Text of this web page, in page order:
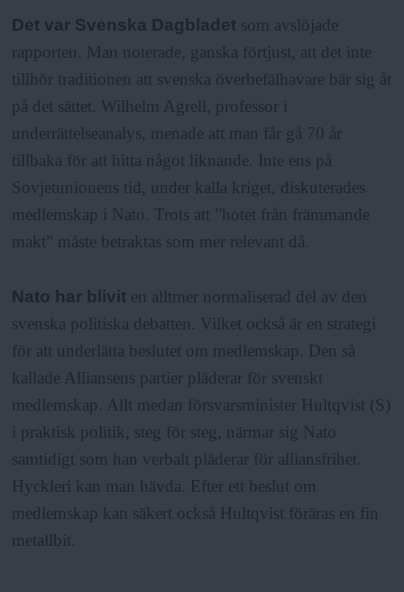
Det var Svenska Dagbladet som avslöjade
rapporten. Man noterade, ganska förtjust, att det inte
tillhör traditionen att svenska överbefälhavare bär sig åt
på det sättet. Wilhelm Agrell, professor i
underrättelseanalys, menade att man får gå 70 år
tillbaka för att hitta något liknande. Inte ens på
Sovjetunionens tid, under kalla kriget, diskuterades
medlemskap i Nato. Trots att ”hotet från främmande
makt” måste betraktas som mer relevant då.
Nato har blivit en alltmer normaliserad del av den
svenska politiska debatten. Vilket också är en strategi
för att underlätta beslutet om medlemskap. Den så
kallade Alliansens partier pläderar för svenskt
medlemskap. Allt medan försvarsminister Hultqvist (S)
i praktisk politik, steg för steg, närmar sig Nato
samtidigt som han verbalt pläderar för alliansfrihet.
Hyckleri kan man hävda. Efter ett beslut om
medlemskap kan säkert också Hultqvist föräras en fin
metallbit.